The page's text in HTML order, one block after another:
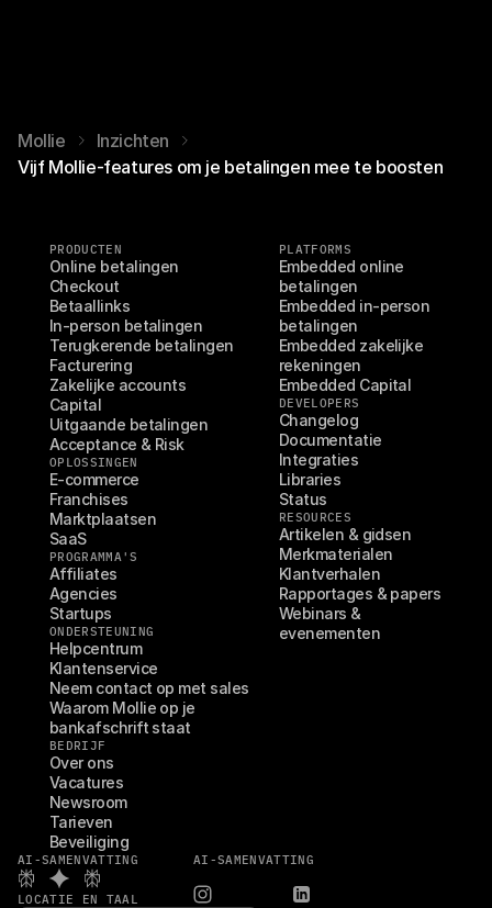
Mollie
Inzichten
Vijf Mollie-features om je betalingen mee te boosten
PRODUCTEN
Online betalingen
Checkout
Betaallinks
In-person betalingen
Terugkerende betalingen
Facturering
Zakelijke accounts
Capital
Uitgaande betalingen
Acceptance & Risk
OPLOSSINGEN
E-commerce
Franchises
Marktplaatsen
SaaS
PROGRAMMA'S
Affiliates
Agencies
Startups
ONDERSTEUNING
Helpcentrum
Klantenservice
Neem contact op met sales
Waarom Mollie op je
bankafschrift staat
BEDRIJF
Over ons
Vacatures
Newsroom
Tarieven
Beveiliging
PLATFORMS
Embedded online
betalingen
Embedded in-person
betalingen
Embedded zakelijke
rekeningen
Embedded Capital
DEVELOPERS
Changelog
Documentatie
Integraties
Libraries
Status
RESOURCES
Artikelen & gidsen
Merkmaterialen
Klantverhalen
Rapportages & papers
Webinars &
evenementen
AI-SAMENVATTING AI-SAMENVATTING
LOCATIE EN TAAL